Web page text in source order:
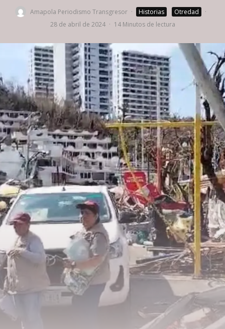
Amapola Periodismo Transgresor · Historias Otredad
·
28 de abril de 2024 · 14 Minutos de lectura